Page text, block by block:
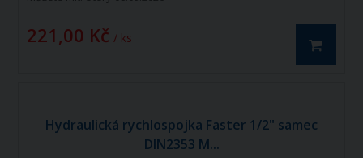
221,00 Kč / ks
Hydraulická rychlospojka Faster 1/2" samec
DIN2353 M...